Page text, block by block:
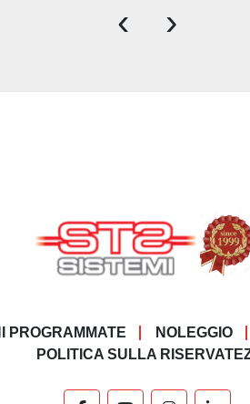
‹ ›
PROGRAMMATE NOLEGGIO
POLITICA SULLA